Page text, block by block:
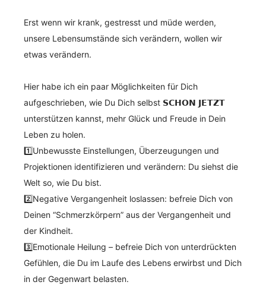
Erst wenn wir krank, gestresst und müde werden,
unsere Lebensumstände sich verändern, wollen wir
etwas verändern.
Hier habe ich ein paar Möglichkeiten für Dich
aufgeschrieben, wie Du Dich selbst 𝗦𝗖𝗛𝗢𝗡 𝗝𝗘𝗧𝗭𝗧
unterstützen kannst, mehr Glück und Freude in Dein
Leben zu holen.
1️⃣Unbewusste Einstellungen, Überzeugungen und
Projektionen identifizieren und verändern: Du siehst die
Welt so, wie Du bist.
2️⃣Negative Vergangenheit loslassen: befreie Dich von
Deinen “Schmerzkörpern” aus der Vergangenheit und
der Kindheit.
3️⃣Emotionale Heilung – befreie Dich von unterdrückten
Gefühlen, die Du im Laufe des Lebens erwirbst und Dich
in der Gegenwart belasten.